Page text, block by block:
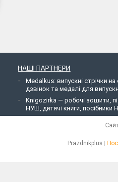
НАШІ ПАРТНЕРИ
Medalkus: випускні стрічки на
дзвінок та медалі для
Knigozirka — робочі зошити,
НУШ, дитячі книги, посібники